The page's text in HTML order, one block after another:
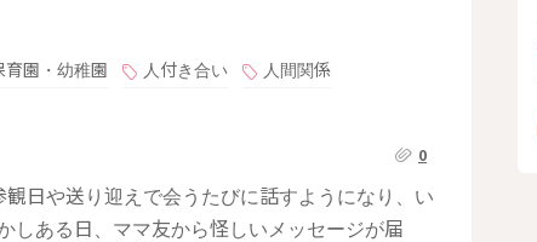
育園・幼稚園 人付き合い
人間関係
0
日や送り迎えで会うたびに話すようになり、い
しある日、ママ友から怪しいメッセージが届